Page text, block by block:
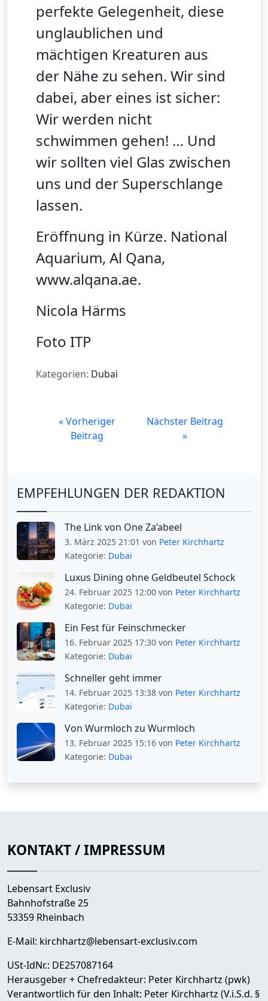
perfekte Gelegenheit, diese
unglaublichen und
mächtigen Kreaturen aus
der Nähe zu sehen. Wir sind
dabei, aber eines ist sicher:
Wir werden nicht
schwimmen gehen! … Und
wir sollten viel Glas zwischen
uns und der Superschlange
lassen.
Eröffnung in Kürze. National
Aquarium, Al Qana,
www.alqana.ae.
Nicola Härms
Foto ITP
Kategorien: Dubai
« Vorheriger
Beitrag
Nächster Beitrag
»
EMPFEHLUNGEN DER REDAKTION
The Link von One Za’abeel
3. März 2025 21:01 von Peter Kirchhartz
Kategorie: Dubai
Luxus Dining ohne Geldbeutel Schock
24. Februar 2025 12:00 von Peter Kirchhartz
Kategorie: Dubai
Ein Fest für Feinschmecker
16. Februar 2025 17:30 von Peter Kirchhartz
Kategorie: Dubai
Schneller geht immer
14. Februar 2025 13:38 von Peter Kirchhartz
Kategorie: Dubai
Von Wurmloch zu Wurmloch
13. Februar 2025 15:16 von Peter Kirchhartz
Kategorie: Dubai
KONTAKT / IMPRESSUM
Lebensart Exclusiv
Bahnhofstraße 25
53359 Rheinbach
E-Mail: kirchhartz@lebensart-exclusiv.com
USt-IdNr.: DE257087164
Herausgeber + Chefredakteur: Peter Kirchhartz (pwk)
Verantwortlich für den Inhalt: Peter Kirchhartz (V.i.S.d. §